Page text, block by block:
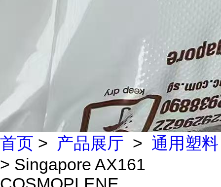
首页 > 产品展厅 > 通用塑料
> Singapore AX161